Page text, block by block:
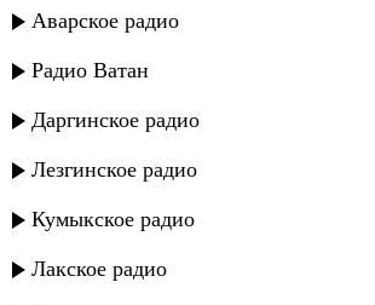
Аварское радио
Радио Ватан
Даргинское радио
Лезгинское радио
Кумыкское радио
Лакское радио
Руслан Гасанов - Как мне забыть
Руслан Магомедов - Безумная